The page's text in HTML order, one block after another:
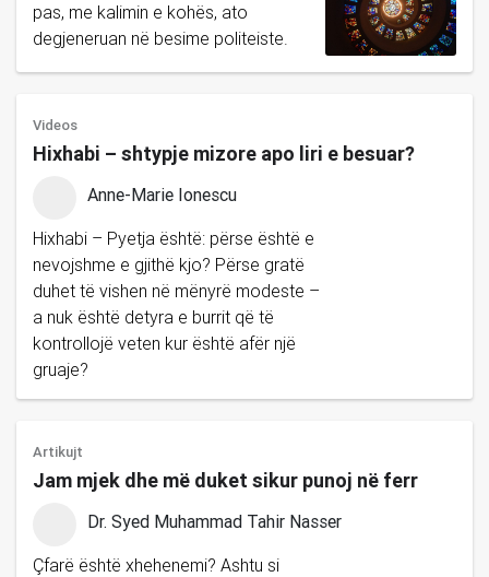
pas, me kalimin e kohës, ato
degjeneruan në besime politeiste.
Videos
Hixhabi – shtypje mizore apo liri e besuar?
Anne-Marie Ionescu
Hixhabi – Pyetja është: përse është e
nevojshme e gjithë kjo? Përse gratë
duhet të vishen në mënyrë modeste –
a nuk është detyra e burrit që të
kontrollojë veten kur është afër një
gruaje?
Artikujt
Jam mjek dhe më duket sikur punoj në ferr
Dr. Syed Muhammad Tahir Nasser
Çfarë është xhehenemi? Ashtu si